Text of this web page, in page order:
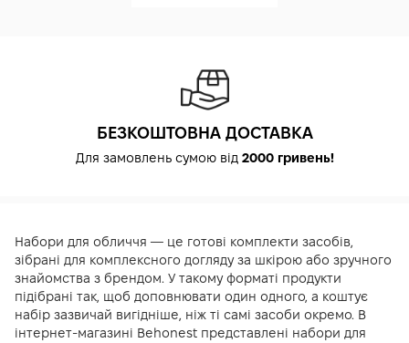
БЕЗКОШТОВНА ДОСТАВКА
Для замовлень сумою від 2000 гривень!
Набори для обличчя — це готові комплекти засобів,
зібрані для комплексного догляду за шкірою або зручного
знайомства з брендом. У такому форматі продукти
підібрані так, щоб доповнювати один одного, а коштує
набір зазвичай вигідніше, ніж ті самі засоби окремо. В
інтернет-магазині Behonest представлені набори для